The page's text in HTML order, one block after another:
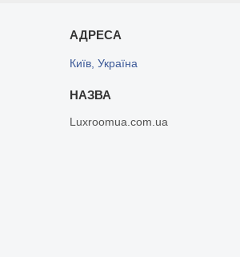
Київ, Україна
Luxroomua.com.ua